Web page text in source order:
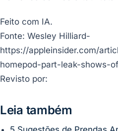
Feito com IA.
Fonte: Wesley Hilliard-
https://appleinsider.com/
homepod-part-leak-shows-
Revisto por:
Leia também